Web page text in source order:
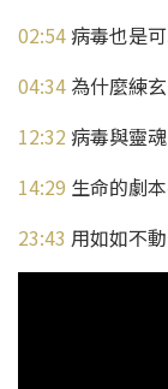
02:54病毒也是
04:34 為什麼練
12:32 病毒與靈
14:29 生命的劇
23:43 用如如不